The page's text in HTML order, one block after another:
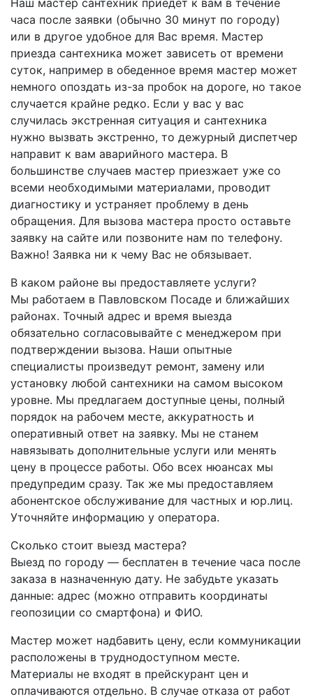
часа после заявки (обычно 30 минут по городу)
или в другое удобное для Вас время. Мастер
приезда сантехника может зависеть от времени
суток, например в обеденное время мастер может
немного опоздать из-за пробок на дороге, но такое
случается крайне редко. Если у вас у вас
случилась экстренная ситуация и сантехника
нужно вызвать экстренно, то дежурный диспетчер
направит к вам аварийного мастера. В
большинстве случаев мастер приезжает уже со
всеми необходимыми материалами, проводит
диагностику и устраняет проблему в день
обращения. Для вызова мастера просто оставьте
заявку на сайте или позвоните нам по телефону.
Важно! Заявка ни к чему Вас не обязывает.
В каком районе вы предоставляете услуги?
Мы работаем в Павловском Посаде и ближайших
районах. Точный адрес и время выезда
обязательно согласовывайте с менеджером при
подтверждении вызова. Наши опытные
специалисты произведут ремонт, замену или
установку любой сантехники на самом высоком
уровне. Мы предлагаем доступные цены, полный
порядок на рабочем месте, аккуратность и
оперативный ответ на заявку. Мы не станем
навязывать дополнительные услуги или менять
цену в процессе работы. Обо всех нюансах мы
предупредим сразу. Так же мы предоставляем
абонентское обслуживание для частных и юр.лиц.
Уточняйте информацию у оператора.
Сколько стоит выезд мастера?
Выезд по городу — бесплатен в течение часа после
заказа в назначенную дату. Не забудьте указать
данные: адрес (можно отправить координаты
геопозиции со смартфона) и ФИО.
Мастер может надбавить цену, если коммуникации
расположены в труднодоступном месте.
Материалы не входят в прейскурант цен и
оплачиваются отдельно. В случае отказа от работ